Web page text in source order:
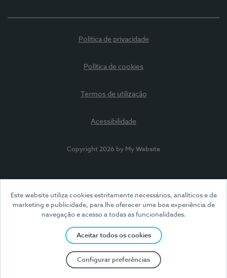
Este website utiliza cookies estritamente necessários, analíticos e de
marketing e publicidade, para lhe oferecer uma boa experiência de
navegação e acesso a todas as funcionalidades.
Aceitar todos os cookies
Configurar preferências
Política de privacidade
Política de cookies
Termos de utilização
Acessibilidade
Copyright 2026 by My Website